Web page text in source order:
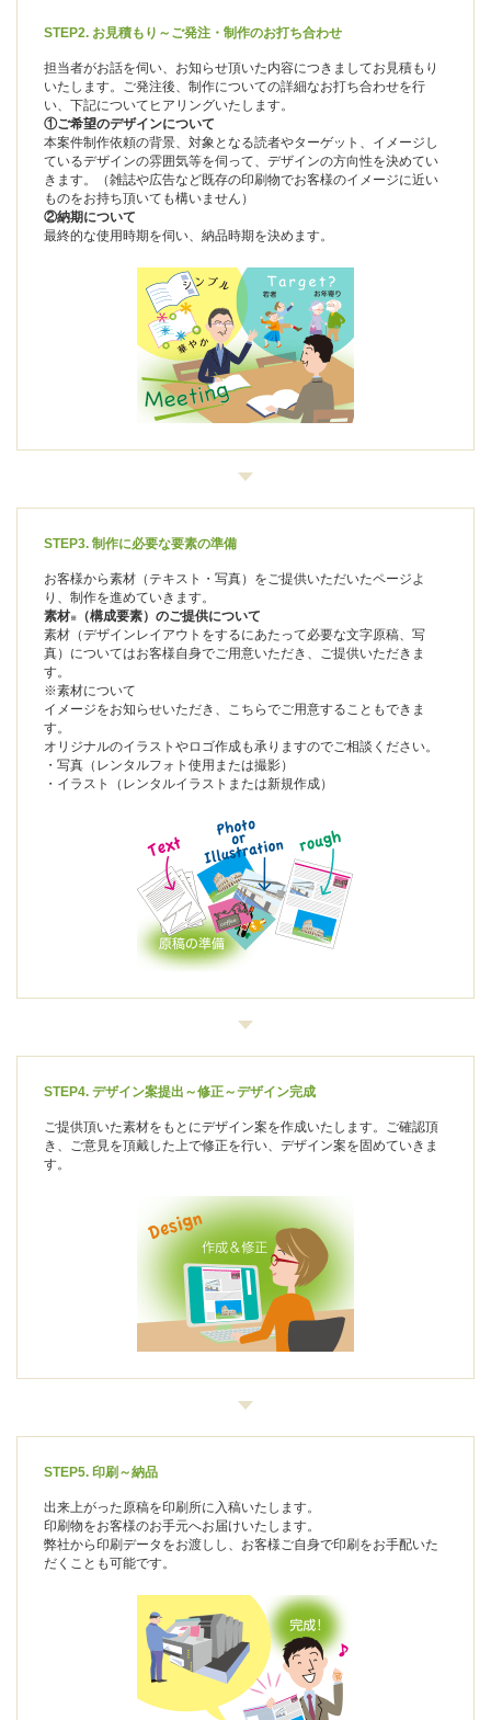
STEP2. お見積もり～ご発注・制作のお打ち合わせ
担当者がお話を伺い、お知らせ頂いた内容につきましてお見積もり
いたします。ご発注後、制作についての詳細なお打ち合わせを行
い、下記についてヒアリングいたします。
①ご希望のデザインについて
本案件制作依頼の背景、対象となる読者やターゲット、イメージし
ているデザインの雰囲気等を伺って、デザインの方向性を決めてい
きます。（雑誌や広告など既存の印刷物でお客様のイメージに近い
ものをお持ち頂いても構いません）
②納期について
最終的な使用時期を伺い、納品時期を決めます。
STEP3. 制作に必要な要素の準備
お客様から素材（テキスト・写真）をご提供いただいたページよ
り、制作を進めていきます。
素材※
（構成要素）のご提供について
素材（デザインレイアウトをするにあたって必要な文字原稿、写
真）についてはお客様自身でご用意いただき、ご提供いただきま
す。
※素材について
イメージをお知らせいただき、こちらでご用意することもできま
す。
オリジナルのイラストやロゴ作成も承りますのでご相談ください。
・写真（レンタルフォト使用または撮影）
・イラスト（レンタルイラストまたは新規作成）
STEP4. デザイン案提出～修正～デザイン完成
ご提供頂いた素材をもとにデザイン案を作成いたします。ご確認頂
き、ご意見を頂戴した上で修正を行い、デザイン案を固めていきま
す。
STEP5. 印刷～納品
出来上がった原稿を印刷所に入稿いたします。
印刷物をお客様のお手元へお届けいたします。
弊社から印刷データをお渡しし、お客様ご自身で印刷をお手配いた
だくことも可能です。